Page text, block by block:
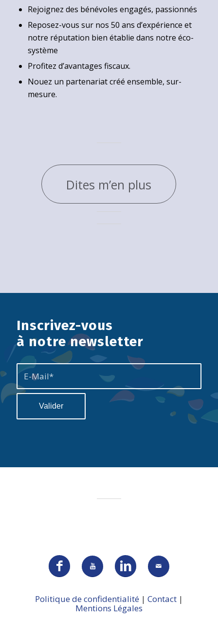
Rejoignez des bénévoles engagés, passionnés
Reposez-vous sur nos 50 ans d’expérience et
notre réputation bien établie dans notre éco-
système
Profitez d’avantages fiscaux.
Nouez un partenariat créé ensemble, sur-
mesure.
Dites m’en plus
Inscrivez-vous
à notre newsletter
Politique de confidentialité | Contact |
Mentions Légales